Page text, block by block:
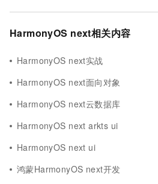
HarmonyOS next相关内容
HarmonyOS next实战
HarmonyOS next面向对象
HarmonyOS next云数据库
HarmonyOS next arkts ui
HarmonyOS next ui
鸿蒙HarmonyOS next开发